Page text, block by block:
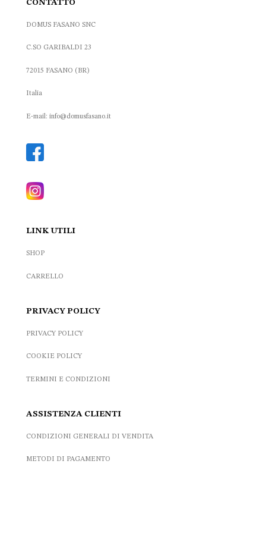
CONTATTO
DOMUS FASANO SNC
C.SO GARIBALDI 23
72015 FASANO (BR)
Italia
E-mail: info@domusfasano.it
LINK UTILI
SHOP
CARRELLO
PRIVACY POLICY
PRIVACY POLICY
COOKIE POLICY
TERMINI E CONDIZIONI
ASSISTENZA CLIENTI
CONDIZIONI GENERALI DI VENDITA
METODI DI PAGAMENTO